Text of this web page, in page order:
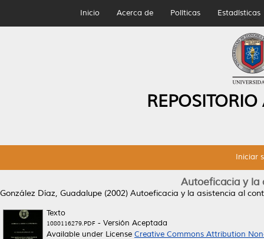
Inicio Acerca de Políticas Estadísticas
Iniciar
Autoeficacia y la
González Díaz, Guadalupe (2002) Autoeficacia y la asistencia al
Texto
1080116279.PDF - Versión Aceptada
Available under License Creative Commons Attribution